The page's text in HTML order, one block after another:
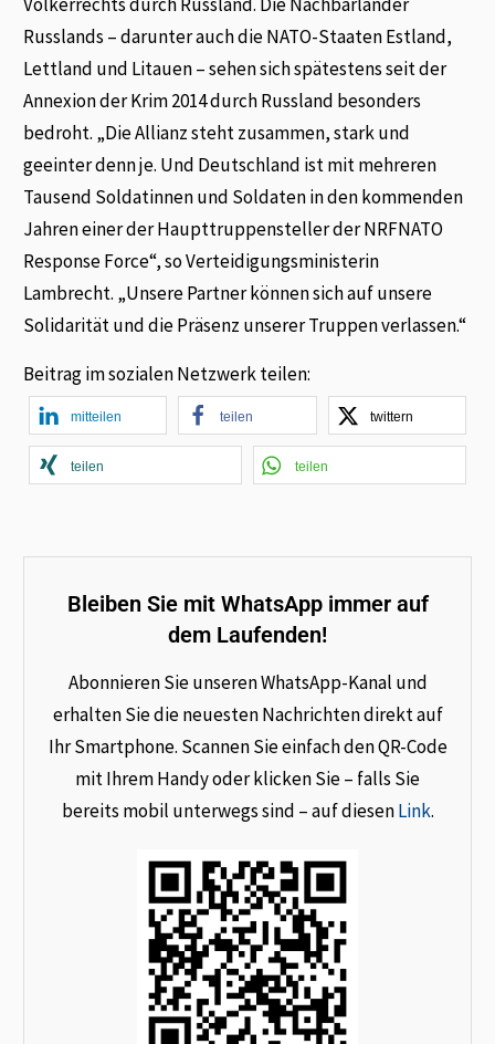
Völkerrechts durch Russland. Die Nachbarländer
Russlands – darunter auch die NATO-Staaten Estland,
Lettland und Litauen – sehen sich spätestens seit der
Annexion der Krim 2014 durch Russland besonders
bedroht. „Die Allianz steht zusammen, stark und
geeinter denn je. Und Deutschland ist mit mehreren
Tausend Soldatinnen und Soldaten in den kommenden
Jahren einer der Haupttruppensteller der NRFNATO
Response Force“, so Verteidigungsministerin
Lambrecht. „Unsere Partner können sich auf unsere
Solidarität und die Präsenz unserer Truppen verlassen.“
Beitrag im sozialen Netzwerk teilen:
mitteilen teilen twittern
teilen teilen
Bleiben Sie mit WhatsApp immer auf
dem Laufenden!
Abonnieren Sie unseren WhatsApp-Kanal und
erhalten Sie die neuesten Nachrichten direkt auf
Ihr Smartphone. Scannen Sie einfach den QR-Code
mit Ihrem Handy oder klicken Sie – falls Sie
bereits mobil unterwegs sind – auf diesenLink.